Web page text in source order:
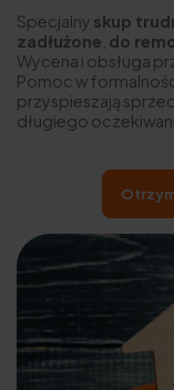
Specjalny skup
zadłużone do
Wycena i obsługa
Pomoc w
przyspieszają
długiego